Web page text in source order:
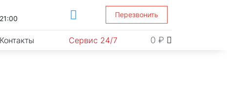
Перезвонить
Контакты Сервис 24/7 0 ₽